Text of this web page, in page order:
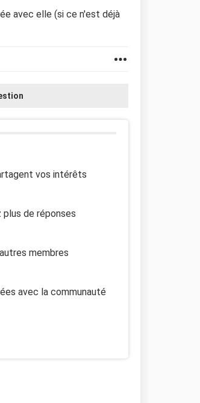
avec elle (si ce n'est déjà
vos intérêts
de réponses
membres
avec la communauté